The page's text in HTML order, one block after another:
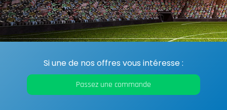
Si une de nos offres vous intéresse :
Passez une commande